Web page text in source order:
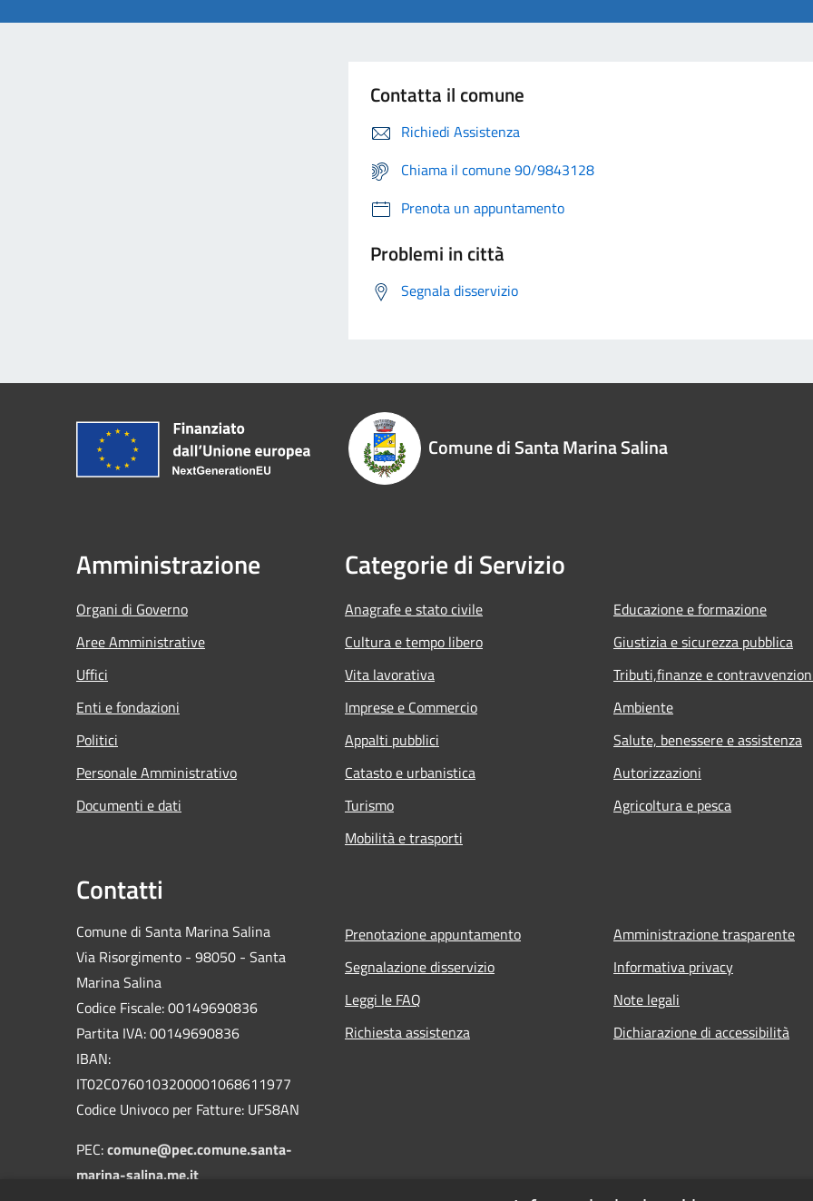
Contatta il comune
Richiedi Assistenza
Chiama il comune 90/9843128
Prenota un appuntamento
Problemi in città
Segnala disservizio
Comune di Santa Marina Salina
Amministrazione
Organi di Governo
Aree Amministrative
Uffici
Enti e fondazioni
Politici
Personale Amministrativo
Documenti e dati
Categorie di Servizio
Anagrafe e stato civile
Cultura e tempo libero
Vita lavorativa
Imprese e Commercio
Appalti pubblici
Catasto e urbanistica
Turismo
Mobilità e trasporti
Educazione e formazione
Giustizia e sicurezza pubblica
Tributi,finanze e
Ambiente
Salute, benessere e assistenza
Autorizzazioni
Agricoltura e pesca
Contatti
Comune di Santa Marina Salina
Via Risorgimento - 98050 - Santa
Marina Salina
Codice Fiscale: 00149690836
Partita IVA: 00149690836
IBAN:
IT02C0760103200001068611977
Codice Univoco per Fatture: UFS8AN
PEC:comune@pec.comune.santa-
marina-salina.me.it
Prenotazione appuntamento
Segnalazione disservizio
Leggi le FAQ
Richiesta assistenza
Amministrazione trasparente
Informativa privacy
Note legali
Dichiarazione di accessibilità